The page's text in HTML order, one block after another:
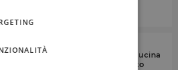
fascino di vino, agroalimentare e cucina
vince anche il difficile contesto